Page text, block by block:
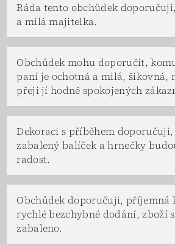
Ráda tento obchůdek
a milá majitelka.
Obchůdek mohu doporučit,
paní je ochotná a milá, šikovná,
přeji jí hodně spokojených
Dekoraci s příběhem
zabalený balíček a hrnečky
radost.
Obchůdek doporučuji, příjemná
rychlé bezchybné dodání, zboží
zabaleno.